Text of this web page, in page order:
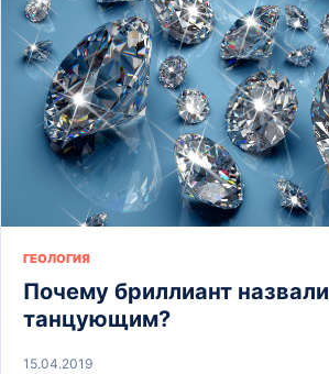
ГЕОЛОГИЯ
Почему бриллиант назвали
танцующим?
15.04.2019